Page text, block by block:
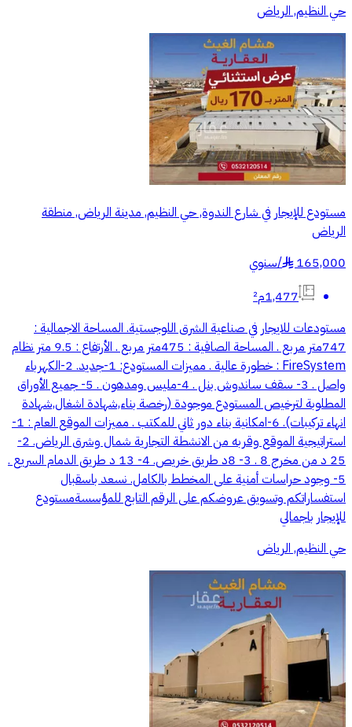
حي النظيم, الرياض
مستودع للإيجار في شارع الندوة, حي النظيم, مدينة الرياض, منطقة
الرياض
165,000
§
/سنوي
1,477م²
مستودعات للايجار في صناعية الشرق اللوجستية. المساحة الاجمالية :
747متر مربع . المساحة الصافية : 475متر مربع . الأرتفاع : 9.5 متر نظام
FireSystem : خطورة عالية . مميزات المستودع: 1-جديد. 2-الكهرباء
واصل . 3- سقف ساندوش بنل . 4-مليس ومدهون . 5- جميع الأوراق
المطلوبة لترخيص المستودع موجودة (رخصة بناء,شهادة اشغال,شهادة
انهاء تركيبات). 6-امكانية بناء دور ثاني للمكتب . مميزات الموقع العام : 1-
استراتيجية الموقع وقربه من الانشطة التجارية شمال وشرق الرياض. 2-
25 د من مخرج 8 . 3- 8د طريق خريص. 4- 13 د طريق الدمام السريع .
5- وجود حراسات أمنية على المخطط بالكامل. نسعد باسقبال
استفساراتكم وتسويق عروضكم على الرقم التابع للمؤسسةمستودع
للإيجار باجمالي
حي النظيم, الرياض